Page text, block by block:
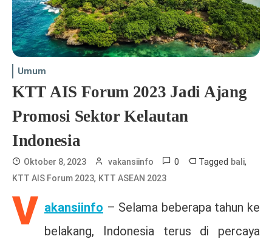
Umum
KTT AIS Forum 2023 Jadi Ajang
Promosi Sektor Kelautan
Indonesia
Oktober 8, 2023 vakansiinfo 0 Tagged bali,
KTT AIS Forum 2023, KTT ASEAN 2023
V akansiinfo – Selama beberapa tahun ke
belakang, Indonesia terus di percaya